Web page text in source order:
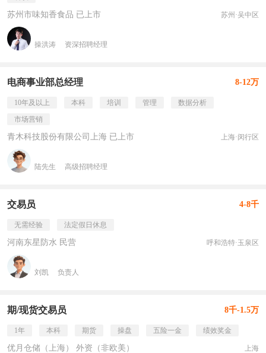
苏州市味知香食品 已上市 苏州·吴中区
操洪涛 资深招聘经理
电商事业部总经理 8-12万
10年及以上 本科 培训 管理
数据分析
市场营销
青木科技股份有限公司上海 已上市 上海·闵行区
陆先生 高级招聘经理
交易员 4-8千
无需经验 法定假日休息
河南东星防水 民营 呼和浩特·玉泉区
刘凯 负责人
期/现货交易员 8千-1.5万
1年 本科 期货 操盘 五险一金 绩效奖金
优月仓储（上海） 外资（非欧美） 上海